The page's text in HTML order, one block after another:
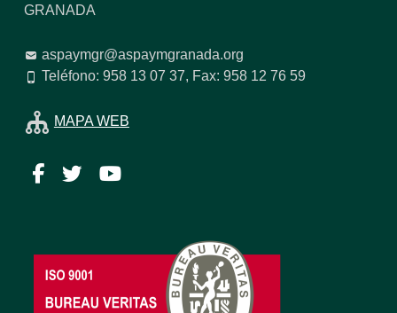
GRANADA
aspaymgr@aspaymgranada.org
Teléfono: 958 13 07 37, Fax: 958 12 76 59
MAPA WEB
Facebook
TwitterYouTube